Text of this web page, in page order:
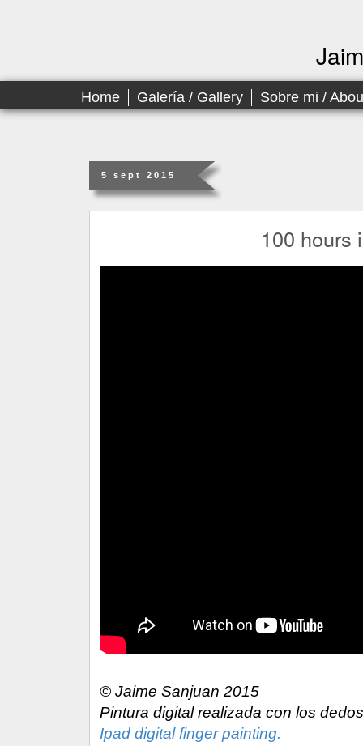
Home Galería / Gallery Sobre mi /
5 sept 2015
100 hours
© Jaime Sanjuan 2015
Pintura digital realizada con los
Ipad digital finger painting.